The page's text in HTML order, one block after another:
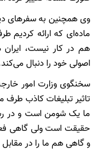
ماده‌ای که ارائه
هم در کار نیست، ایران
اصولی خود را دنبال
سخنگوی وزارت امور
تاثیر تبلیغات کاذب
ما یک شومن است و در
حقیقت است ولی گاهی
و گاهی هم ما را در